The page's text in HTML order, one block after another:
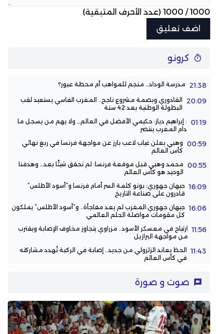
1000
/
1000 (عدد الأحرف المتبقية)
كرونو
21:38 مدرسة الوداد… منجم للمواهب أم محطة عبور؟
20:09
القادوري وبصمة مشروع ناجح.. المغرب الفاسي يستعيد لقب
البطولة الوطنية بعد 42 سنة
01:19
: إبراهيم دياز: حكيمي الأفضل في العالم… ولا يهم من يسجل ما
دام المغرب ينتصر
00:59
وهبي يعلن غياب لاعب بارز عن مواجهة فرنسا في ربع نهائي
كأس العالم
00:55
محمد وهبي قبل موقعة فرنسا: لم نحقق شيئًا بعد… وهدفنا
الوحيد هو كأس العالم
16:09 جيهان جهوري: بونو كلمة السر أمام فرنسا و”أسود الأطلس”
قادرون على صناعة التاريخ
16:06 جيهان جهوري:المغرب لم يعد مفاجأة.. و”أسود الأطلس” يملكون
كل مقومات مواصلة الحلم العالمي
11:56
ارتياح في معسكر الأسود.. مزراوي يتجاوز مخاوف الإصابة ويقترب
من مواجهة البرازيل
11:43
الحظ يعاند الزلزولي من جديد.. إصابة في الركبة تُهدد مشاركته
في كأس العالم
صوت و صورة